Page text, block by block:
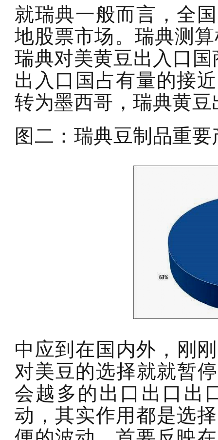
就瑞典一般而言，全
地股票市场。瑞典测
瑞典对美黄豆出入口
出入口国占有量的接
转为墨西哥，瑞典黄
图二：瑞典豆制品重
中应到在国内外，刚
对美豆的选择就就暂
会越多的出口出口出
动，其实作用都是选